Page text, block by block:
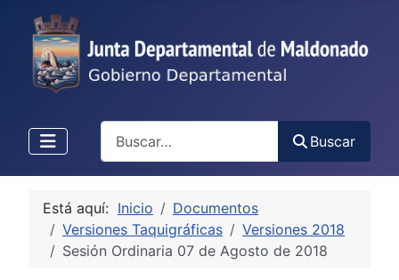
Buscar
Está aquí: Inicio
Documentos
Versiones Taquigráficas
Versiones 2018
Sesión Ordinaria 07 de Agosto de 2018